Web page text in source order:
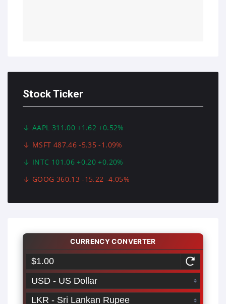
Stock Ticker
AAPL 311.00 +1.62 +0.52%
MSFT 487.46 -5.35 -1.09%
INTC 101.06 +0.20 +0.20%
GOOG 360.13 -15.22 -4.05%